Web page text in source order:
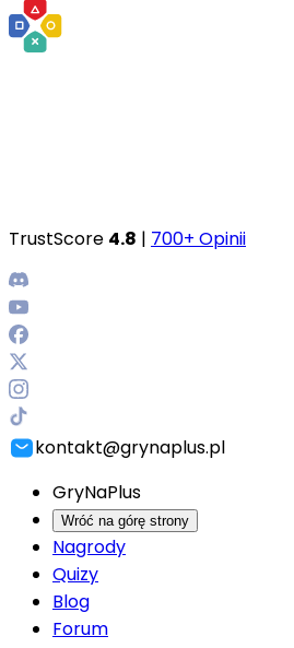
TrustScore 4.8 | 700+ Opinii
kontakt@grynaplus.pl
GryNaPlus
Wróć na górę strony
Nagrody
Quizy
Blog
Forum